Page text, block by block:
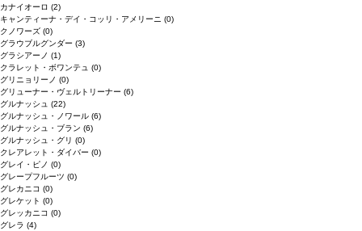
カナイオーロ (2)
キャンティーナ・デイ・コッリ・アメリーニ (0)
クノワーズ (0)
グラウブルグンダー (3)
グラシアーノ (1)
クラレット・ボワンテュ (0)
グリニョリーノ (0)
グリューナー・ヴェルトリーナー (6)
グルナッシュ (22)
グルナッシュ・ノワール (6)
グルナッシュ・ブラン (6)
グルナッシュ・グリ (0)
クレアレット・ダイバー (0)
グレイ・ピノ (0)
グレープフルーツ (0)
グレカニコ (0)
グレケット (0)
グレッカニコ (0)
グレラ (4)